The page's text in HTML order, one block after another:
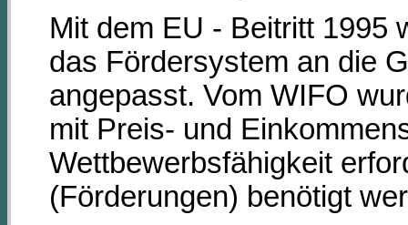
Mit dem EU - Beitritt 1995
das Fördersystem an die
angepasst. Vom WIFO
mit Preis- und
Wettbewerbsfähigkeit
(Förderungen) benötigt